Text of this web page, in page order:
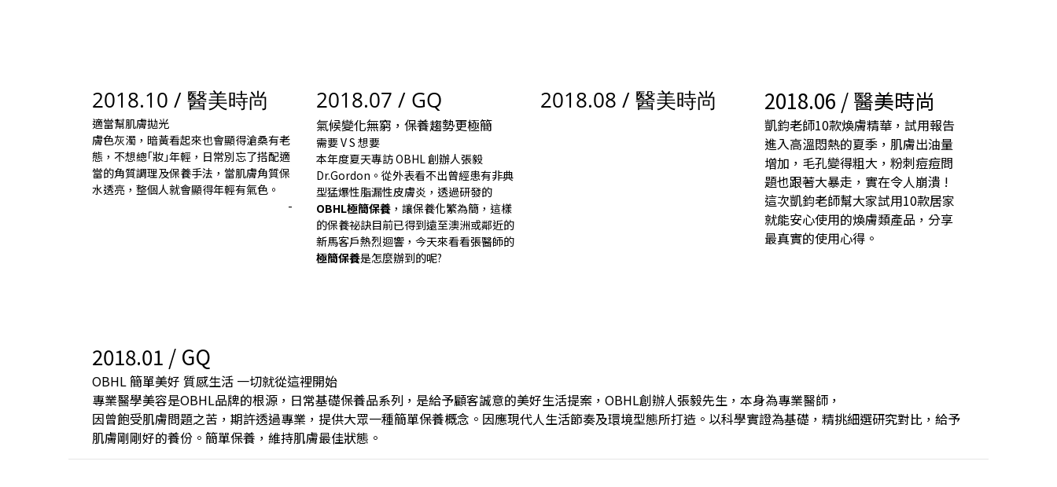
2018.10 /醫美時尚
適當幫肌膚拋光
膚色灰濁，暗黃看起來也會顯得滄桑有老
態，不想總｢妝｣年輕，日常別忘了搭配適
當的角質調理及保養手法，當肌膚角質保
水透亮，整個人就會顯得年輕有氣色。
-
2018.07 / GQ
氣候變化無窮，保養趨勢更極簡
需要 V S 想要
本年度夏天專訪 OBHL 創辦人張毅
Dr.Gordon。從外表看不出曾經患有非典
型猛爆性脂漏性皮膚炎，透過研發的
OBHL極簡保養 ，讓保養化繁為簡，這樣
的保養祕訣目前已得到遠至澳洲或鄰近的
新馬客戶熱烈迴響，今天來看看張醫師的
極簡保養是怎麼辦到的呢?
2018.08 /醫美時尚 2018.06 / 醫美時尚
凱鈞老師10款煥膚精華，試用報告
進入高溫悶熱的夏季，肌膚出油量
增加，毛孔變得粗大，粉刺痘痘問
題也跟著大暴走，實在令人崩潰 !
這次凱鈞老師幫大家試用10款居家
就能安心使用的煥膚類產品，分享
最真實的使用心得。
2018.01 / GQ
OBHL 簡單美好 質感生活 一切就從這裡開始
專業醫學美容是OBHL品牌的根源，日常基礎保養品系列，是給予顧客誠意的美好生活提案，OBHL創辦人張毅先生，本身為專業醫師，
因曾飽受肌膚問題之苦，期許透過專業，提供大眾一種簡單保養概念。因應現代人生活節奏及環境型態所打造。以科學實證為基礎，精挑細選研究對比，給予
肌膚剛剛好的養份。簡單保養，維持肌膚最佳狀態。